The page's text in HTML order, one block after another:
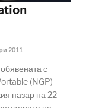
2011
с
(NGP)
пазар на 22